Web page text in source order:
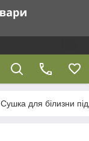
Сушка для білизни